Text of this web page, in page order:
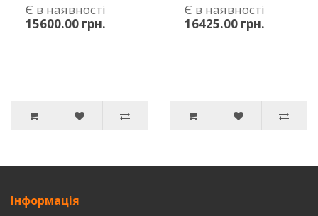
Є в наявності
15600.00 грн.
Є в наявності
16425.00 грн.
Інформація